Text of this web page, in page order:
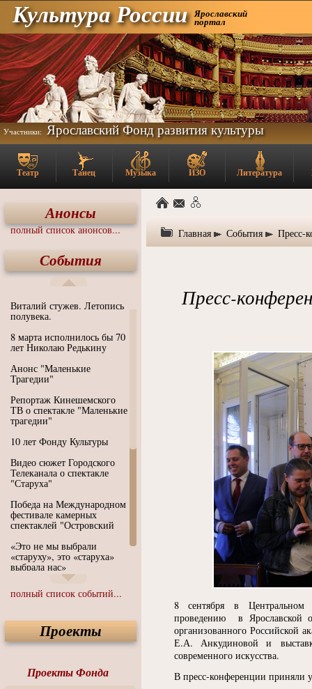
Культура России Ярославский
портал
Участники: Ярославский Фонд развития культуры
Театр Танец Музыка ИЗО Литература
Анонсы
полный список анонсов...
События
Виталий стужев. Летопись
полувека.
8 марта исполнилось бы 70
лет Николаю Редькину
Анонс "Маленькие
Трагедии"
Репортаж Кинешемского
ТВ о спектакле "Маленькие
трагедии"
10 лет Фонду Культуры
Видео сюжет Городского
Телеканала о спектакле
"Старуха"
Победа на Международном
фестивале камерных
спектаклей "Островский
«Это не мы выбрали
«старуху», это «старуха»
выбрала нас»
Иммерсивный спектакль
"Язык чистого полета
Спектакль "Крик" в Музее
Современного Искусства
современного искусства от
Медиа-школа "ФОКУС"
полный список событий...
Проекты
Проекты Фонда
Главная События Пресс-
Пресс-
8 сентября в Центральном
проведению в Ярославской
организованного Российской
Е.А. Анкудиновой и
современного искусства.
В пресс-конференции приняли